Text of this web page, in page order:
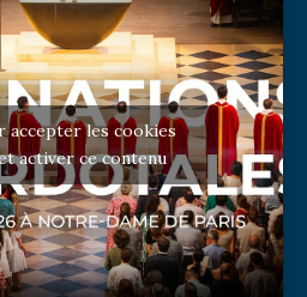
accepter les cookies
activer ce contenu